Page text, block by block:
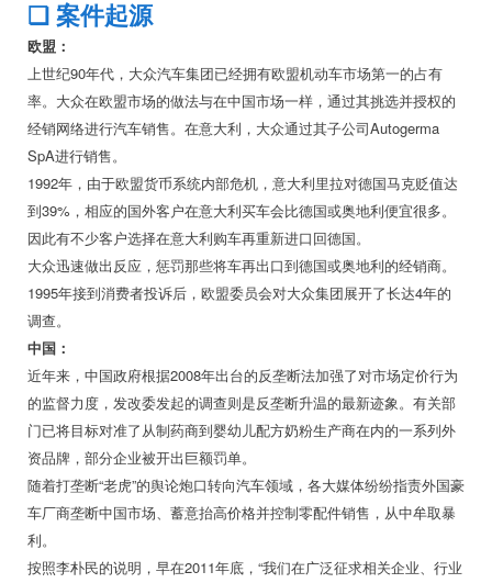
❏ 案件起源
欧盟：
上世纪90年代，大众汽车集团已经拥有欧盟机动车市场第一的占有
率。大众在欧盟市场的做法与在中国市场一样，通过其挑选并授权的
经销网络进行汽车销售。在意大利，大众通过其子公司Autogerma
SpA进行销售。
1992年，由于欧盟货币系统内部危机，意大利里拉对德国马克贬值达
到39%，相应的国外客户在意大利买车会比德国或奥地利便宜很多。
因此有不少客户选择在意大利购车再重新进口回德国。
大众迅速做出反应，惩罚那些将车再出口到德国或奥地利的经销商。
1995年接到消费者投诉后，欧盟委员会对大众集团展开了长达4年的
调查。
中国：
近年来，中国政府根据2008年出台的反垄断法加强了对市场定价行为
的监督力度，发改委发起的调查则是反垄断升温的最新迹象。有关部
门已将目标对准了从制药商到婴幼儿配方奶粉生产商在内的一系列外
资品牌，部分企业被开出巨额罚单。
随着打垄断“老虎”的舆论炮口转向汽车领域，各大媒体纷纷指责外国豪
车厂商垄断中国市场、蓄意抬高价格并控制零配件销售，从中牟取暴
利。
按照李朴民的说明，早在2011年底，“我们在广泛征求相关企业、行业